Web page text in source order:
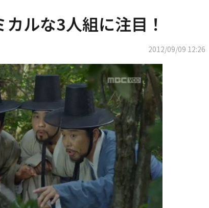
カルな3人組に注目！
2012/09/09 12:26